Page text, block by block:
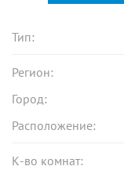
Тип:
Регион:
Город:
Расположение:
К-во комнат: